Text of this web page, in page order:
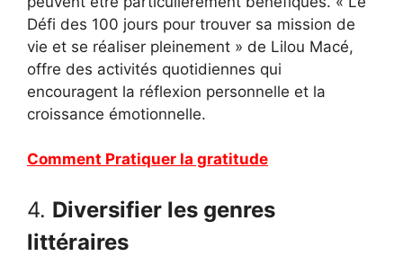
Défi des 100 jours pour trouver sa mission de
vie et se réaliser pleinement » de Lilou Macé,
offre des activités quotidiennes qui
encouragent la réflexion personnelle et la
croissance émotionnelle.
Comment Pratiquer la gratitude
4. Diversifier les genres
littéraires